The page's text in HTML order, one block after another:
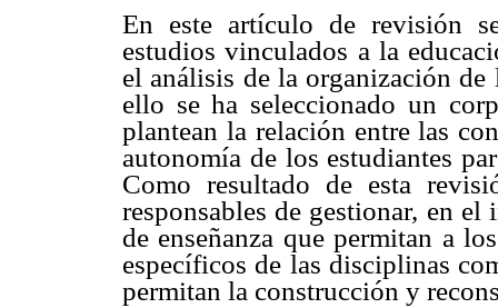
En este artículo de revisión
estudios vinculados a la
el análisis de la organización de
ello se ha seleccionado un
plantean la relación entre las
autonomía de los estudiantes
Como resultado de esta
responsables de gestionar, en
de enseñanza que permitan a
específicos de las disciplinas
permitan la construcción y